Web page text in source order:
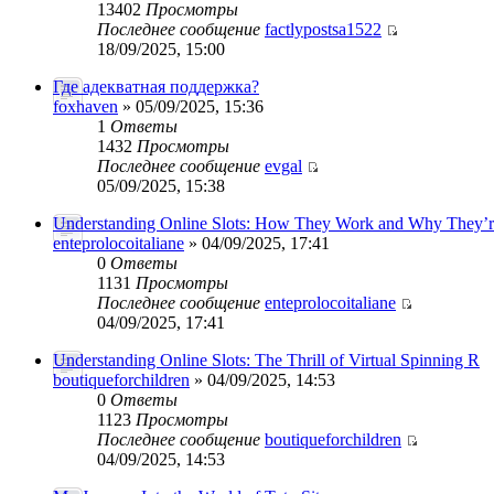
13402 Просмотры
Последнее сообщение factlypostsa1522
18/09/2025, 15:00
Где адекватная поддержка?
foxhaven » 05/09/2025, 15:36
1 Ответы
1432 Просмотры
Последнее сообщение evgal
05/09/2025, 15:38
Understanding Online Slots: How They Work and Why
enteprolocoitaliane » 04/09/2025, 17:41
0 Ответы
1131 Просмотры
Последнее сообщение enteprolocoitaliane
04/09/2025, 17:41
Understanding Online Slots: The Thrill of Virtual Spinning R
boutiqueforchildren » 04/09/2025, 14:53
0 Ответы
1123 Просмотры
Последнее сообщение boutiqueforchildren
04/09/2025, 14:53